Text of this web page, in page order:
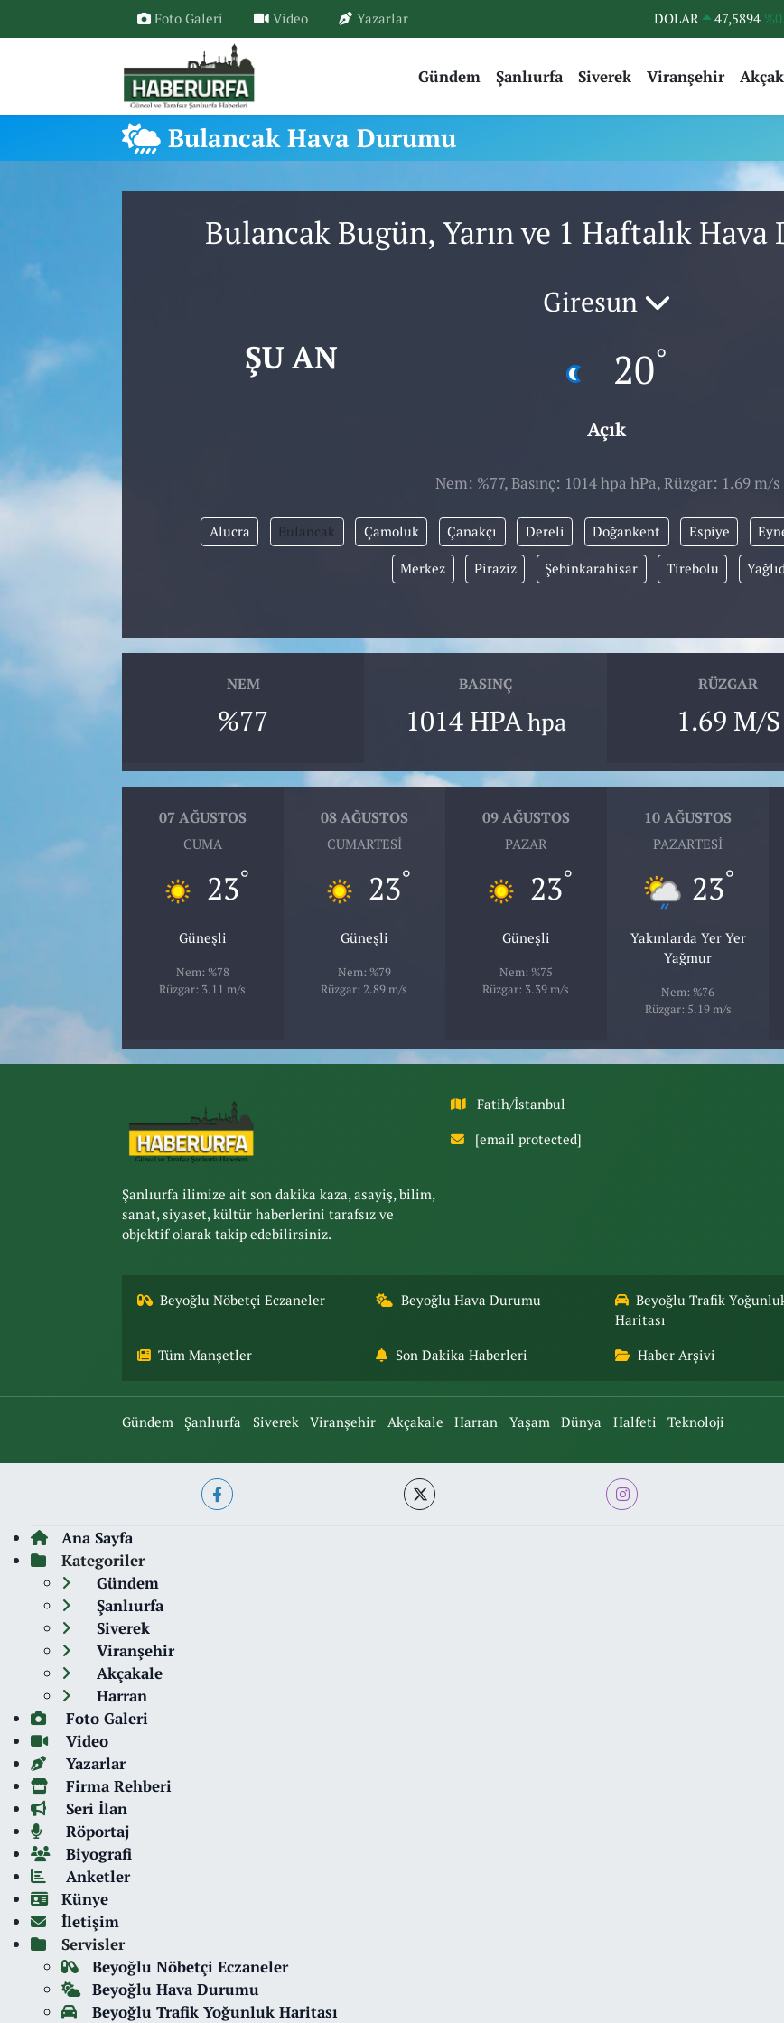
Foto Galeri Video Yazarlar DOLAR 47,5894
STERLİN
64,1581
GRAM ALTIN
6527.85
Gündem Şanlıurfa Siverek Viranşehir
Bulancak Hava Durumu
Bulancak Bugün, Yarın ve 1 Haftalık
ŞU AN
Giresun
20°
Açık
Nem: %77, Basınç: 1014 hpa hPa, Rüzgar: 1.69 m/s
Alucra Bulancak Çamoluk Çanakçı Dereli Doğankent Espiye
Merkez Piraziz Şebinkarahisar Tirebolu
NEM
%77
BASINÇ
1014 HPAhpa
RÜZGAR
1.69 M/S
07 AĞUSTOS
CUMA
23°
Güneşli
Nem: %78
Rüzgar: 3.11 m/s
08 AĞUSTOS
CUMARTESI
23°
Güneşli
Nem: %79
Rüzgar: 2.89 m/s
09 AĞUSTOS
PAZAR
23°
Güneşli
Nem: %75
Rüzgar: 3.39 m/s
10 AĞUSTOS
PAZARTESI
23°
Yakınlarda Yer Yer
Yağmur
Nem: %76
Rüzgar: 5.19 m/s
Şanlıurfa ilimize ait son dakika kaza, asayiş, bilim,
sanat, siyaset, kültür haberlerini tarafsız ve
objektif olarak takip edebilirsiniz.
Fatih/İstanbul
[email protected]
Beyoğlu Nöbetçi Eczaneler Beyoğlu Hava Durumu
Beyoğlu Trafik
Haritası
Tüm Manşetler Son Dakika Haberleri Haber Arşivi
Gündem Şanlıurfa Siverek Viranşehir Akçakale Harran Yaşam Dünya Halfeti Teknoloji
Ana Sayfa
Kategoriler
Gündem
Şanlıurfa
Siverek
Viranşehir
Akçakale
Harran
Foto Galeri
Video
Yazarlar
Firma Rehberi
Seri İlan
Röportaj
Biyografi
Anketler
Künye
İletişim
Servisler
Beyoğlu Nöbetçi Eczaneler
Beyoğlu Hava Durumu
Beyoğlu Trafik Yoğunluk Haritası